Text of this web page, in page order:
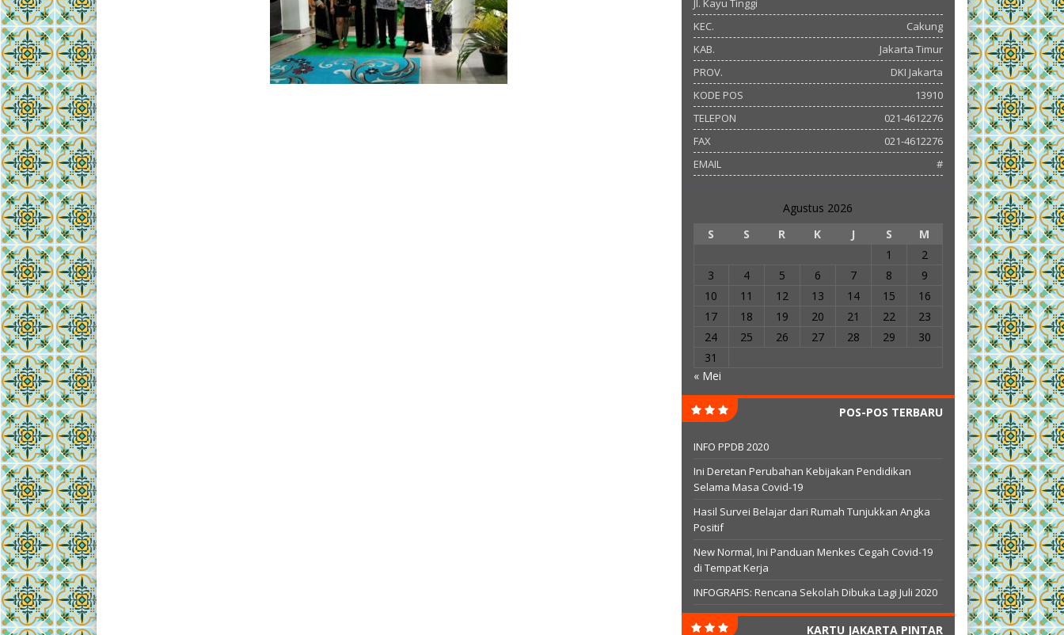
Jl. Kayu Tinggi
KEC.
Cakung
KAB.
Jakarta Timur
PROV.
DKI Jakarta
KODE POS
13910
TELEPON
021-4612276
FAX
021-4612276
EMAIL
#
Agustus 2026
S
S R K J S
M
1
2
3
4 5 6 7 8
9
10
11 12 13 14 15
16
17
18 19 20 21 22
23
24
25 26 27 28 29
30
31
« Mei
POS-POS TERBARU
INFO PPDB 2020
Ini Deretan Perubahan Kebijakan Pendidikan
Selama Masa Covid-19
Hasil Survei Belajar dari Rumah Tunjukkan Angka
Positif
New Normal, Ini Panduan Menkes Cegah Covid-19
di Tempat Kerja
INFOGRAFIS: Rencana Sekolah Dibuka Lagi Juli 2020
KARTU JAKARTA PINTAR